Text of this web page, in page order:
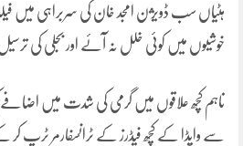
ہٹیاں سب ڈویژن امجد خان کی سربراہی میں فیلڈ
خوشیوں میں کوئی خلل نہ آئے اور بجلی کی
تاہم کچھ علاقوں میں گرمی کی شدت میں
سے واپڈا کے کچھ فیڈرز کے ٹرانسفارمر ٹرپ